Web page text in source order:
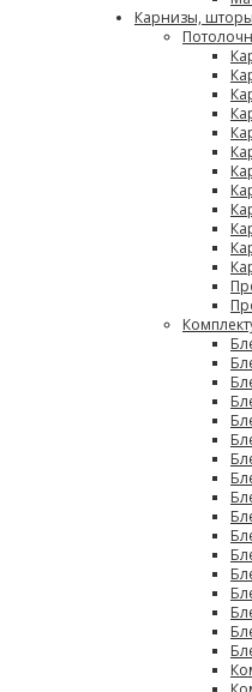
Карнизы,